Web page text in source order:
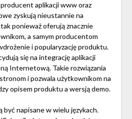
aplikacji www oraz
zyskują nieustannie na
ponieważ oferują znacznie
a samym producentom
i popularyzację produktu.
się na integrację aplikacji
Internetową. Takie rozwiązania
i pozwala użytkownikom na
opisem produktu a wersją demo.
napisane w wielu językach.